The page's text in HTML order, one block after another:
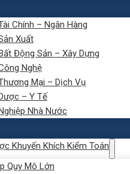
Chính – Ngân Hàng
Xuất
Động Sản – Xây Dựng
Nghệ
Mại – Dịch Vụ
– Y Tế
Nhà Nước
Khuyến Khích Kiểm Toán
Quy Mô Lớn